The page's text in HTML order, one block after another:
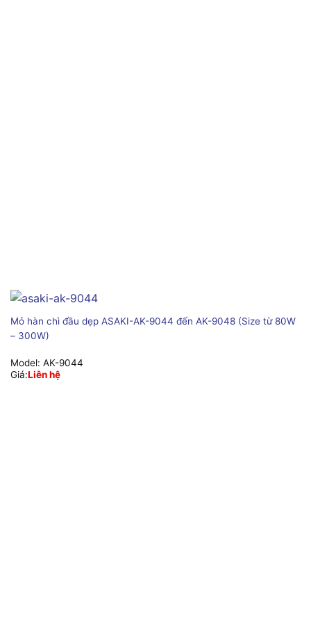
Mỏ hàn chì đầu dẹp ASAKI-AK-9044 đến AK-9048 (Size từ 80W
– 300W)
Model: AK-9044
Giá:Liên hệ